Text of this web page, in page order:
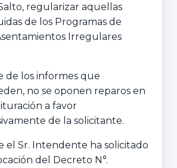
regularizar aquellas
de los Programas de
Irregulares
de los informes que
no se oponen reparos en
a favor
de la solicitante.
el Sr. Intendente ha solicitado
del Decreto N°.